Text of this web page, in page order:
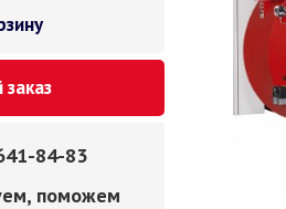
84-83
поможем